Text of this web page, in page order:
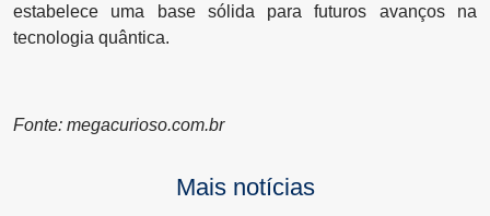
estabelece uma base sólida para futuros avanços na
tecnologia quântica.
Fonte: megacurioso.com.br
Mais notícias